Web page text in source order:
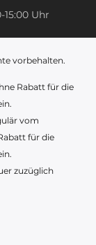
15:00 Uhr
vorbehalten.
Rabatt für die
vom
für die
zuzüglich